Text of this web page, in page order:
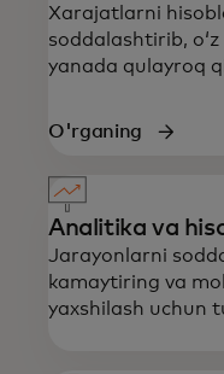
Xarajatlarni
soddalashtirib,
yanada qulayroq
O'rganing
Analitika va
Jarayonlarni
kamaytiring va
yaxshilash uchun